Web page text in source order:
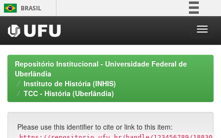
Skip
navigation
BRASIL
Participe
Acesso à informação
Repositório Institucional - Universidade Federal de
Uberlândia
Instituto de História (INHIS)
TCC - História (Uberlândia)
Please use this identifier to cite or link to this item: